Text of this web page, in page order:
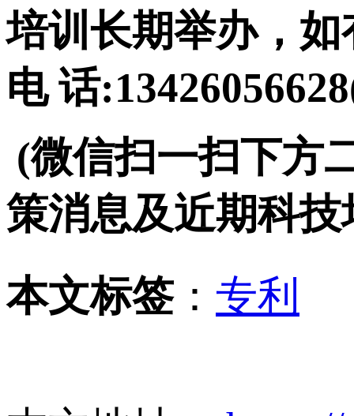
培训长期举办，
电 话
(微信扫一扫下方
策消息及近期科
本文标签： 专利